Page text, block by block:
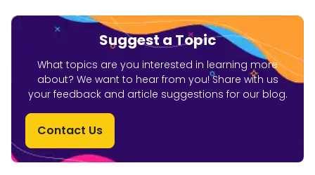
Suggest a Topic
What topics are you interested in learning more
about? We want to hear from you! Share with us
your feedback and article suggestions for our blog.
Contact Us